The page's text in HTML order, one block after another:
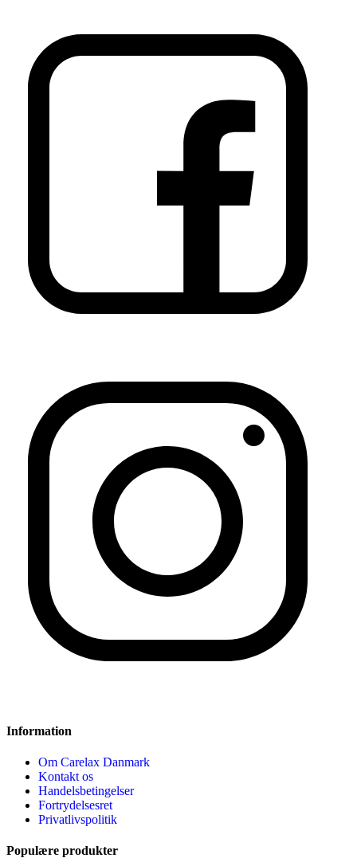
Information
Om Carelax Danmark
Kontakt os
Handelsbetingelser
Fortrydelsesret
Privatlivspolitik
Populære produkter